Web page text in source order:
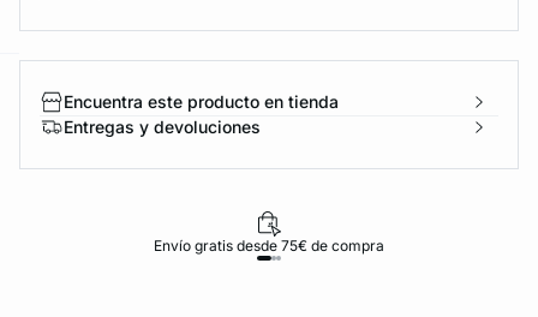
Encuentra este producto en tienda
Entregas y devoluciones
Envío gratis desde 75€ de compra